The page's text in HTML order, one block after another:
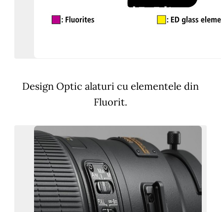
Design Optic alaturi cu elementele din
Fluorit.